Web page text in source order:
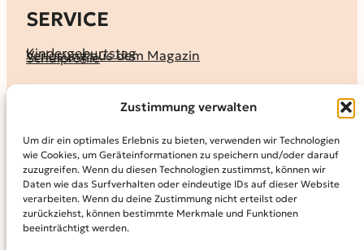
Zustimmung verwalten
Um dir ein optimales Erlebnis zu bieten, verwenden wir Technologien
wie Cookies, um Geräteinformationen zu speichern und/oder darauf
zuzugreifen. Wenn du diesen Technologien zustimmst, können wir
Daten wie das Surfverhalten oder eindeutige IDs auf dieser Website
verarbeiten. Wenn du deine Zustimmung nicht erteilst oder
zurückziehst, können bestimmte Merkmale und Funktionen
beeinträchtigt werden.
SERVICE
Kindergeburtstag
Verlosung aus dem Magazin
Schulprofile
KALENDER
MAGAZIN
KidS-Ausgaben online lesen
Abonnement
Archiv
INFO